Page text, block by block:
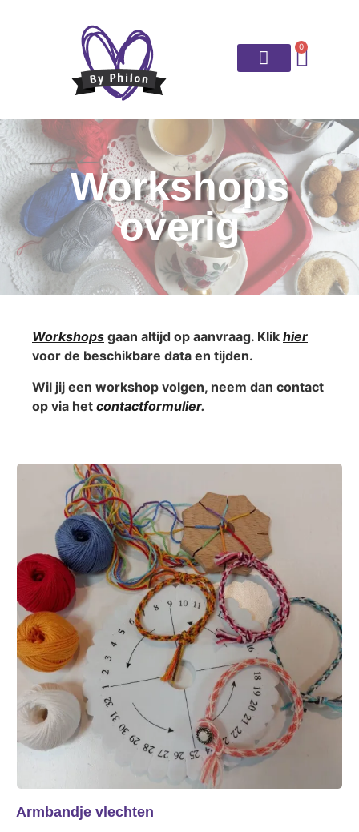
0
Workshops
overig
Workshops gaan altijd op aanvraag. Klik hier
voor de beschikbare data en tijden.
Wil jij een workshop volgen, neem dan contact
op via het contactformulier.
Armbandje vlechten